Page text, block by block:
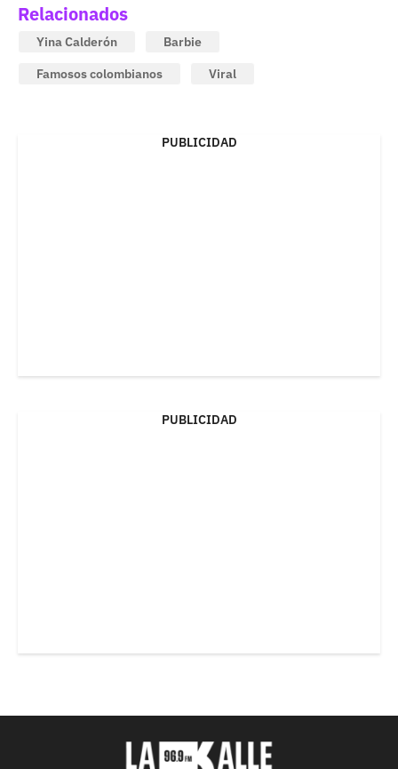
Relacionados
Yina Calderón
Barbie
Famosos colombianos
Viral
PUBLICIDAD
PUBLICIDAD